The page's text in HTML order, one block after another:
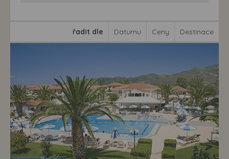
řadit dle Datumu Ceny Destinace